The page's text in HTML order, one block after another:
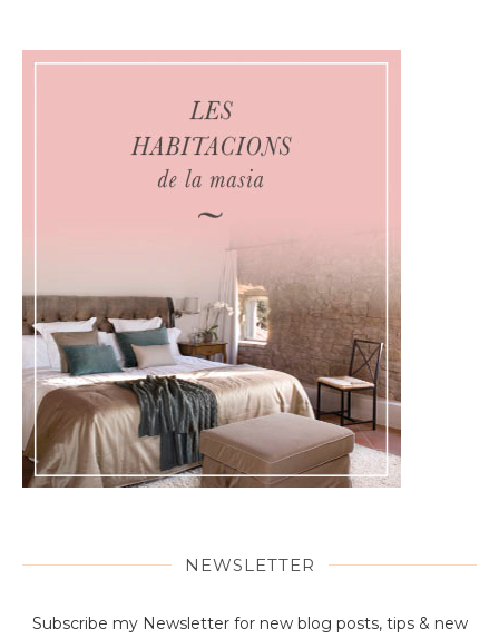
NEWSLETTER
Subscribe my Newsletter for new blog posts, tips & new